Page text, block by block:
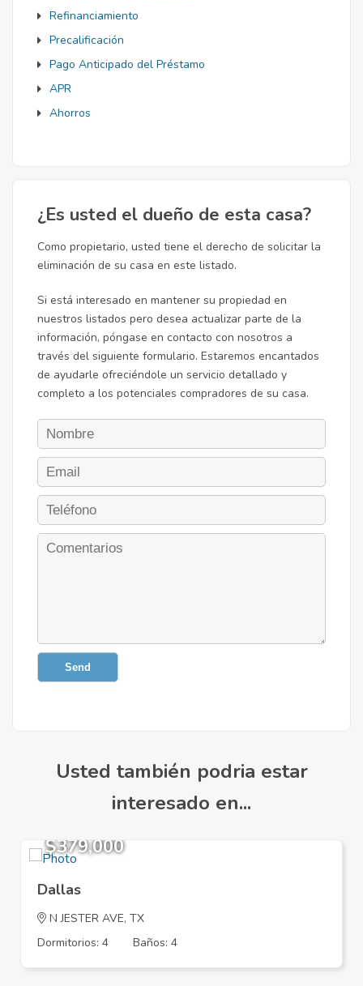
Refinanciamiento
Precalificación
Pago Anticipado del Préstamo
APR
Ahorros
¿Es usted el dueño de esta casa?
Como propietario, usted tiene el derecho de solicitar la
eliminación de su casa en este listado.
Si está interesado en mantener su propiedad en
nuestros listados pero desea actualizar parte de la
información, póngase en contacto con nosotros a
través del siguiente formulario. Estaremos encantados
de ayudarle ofreciéndole un servicio detallado y
completo a los potenciales compradores de su casa.
Send
Usted también podria estar
interesado en...
$379,000
Dallas
N JESTER AVE, TX
Dormitorios: 4
Baños: 4